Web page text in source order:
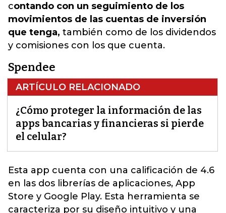
contando con un seguimiento de los
movimientos de las cuentas de inversión
que tenga, también como de los dividendos
y comisiones con los que cuenta.
Spendee
ARTÍCULO RELACIONADO
¿Cómo proteger la información de las
apps bancarias y financieras si pierde
el celular?
Esta app cuenta con una calificación de 4.6
en las dos librerías de aplicaciones, App
Store y Google Play. Esta herramienta se
caracteriza por su diseño intuitivo y una